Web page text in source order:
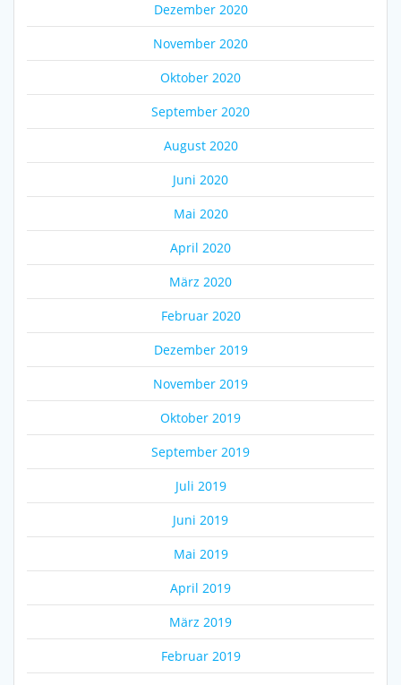
Dezember 2020
November 2020
Oktober 2020
September 2020
August 2020
Juni 2020
Mai 2020
April 2020
März 2020
Februar 2020
Dezember 2019
November 2019
Oktober 2019
September 2019
Juli 2019
Juni 2019
Mai 2019
April 2019
März 2019
Februar 2019